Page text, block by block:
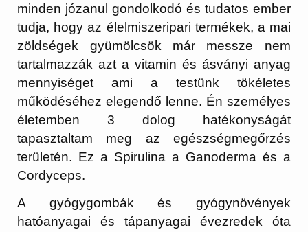
minden józanul gondolkodó és tudatos ember
tudja, hogy az élelmiszeripari termékek, a mai
zöldségek gyümölcsök már messze nem
tartalmazzák azt a vitamin és ásványi anyag
mennyiséget ami a testünk tökéletes
működéséhez elegendő lenne. Én személyes
életemben 3 dolog hatékonyságát
tapasztaltam meg az egészségmegőrzés
területén. Ez a Spirulina a Ganoderma és a
Cordyceps.
A gyógygombák és gyógynövények
hatóanyagai és tápanyagai évezredek óta